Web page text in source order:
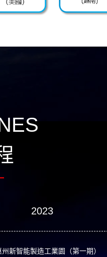
2023
州新智能製造工業園（第一期）